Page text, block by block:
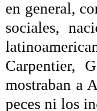
en general,
sociales,
Carpentier,
mostraban a
peces ni los